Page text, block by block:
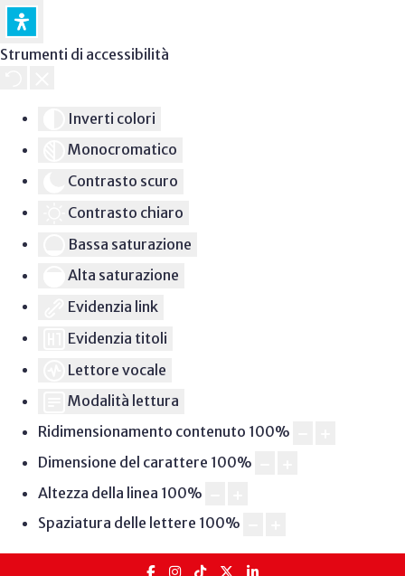
Strumenti di accessibilità
Inverti colori
Monocromatico
Contrasto scuro
Contrasto chiaro
Bassa saturazione
Alta saturazione
Evidenzia link
Evidenzia titoli
Lettore vocale
Modalità lettura
Ridimensionamento contenuto 100%
Dimensione del carattere 100%
Altezza della linea 100%
Spaziatura delle lettere 100%